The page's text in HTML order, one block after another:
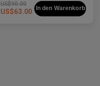
US$90.00
US$63.00 In den Warenkorb